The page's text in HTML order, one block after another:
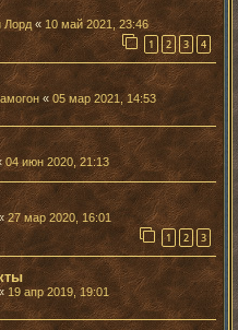
Лорд « 10 май 2021, 23:46
1 2 3 4
« 05 мар 2021, 14:53
04 июн 2020, 21:13
27 мар 2020, 16:01
1 2 3
19 апр 2019, 19:01